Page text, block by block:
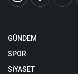
GÜNDEM
SPOR
SİYASET